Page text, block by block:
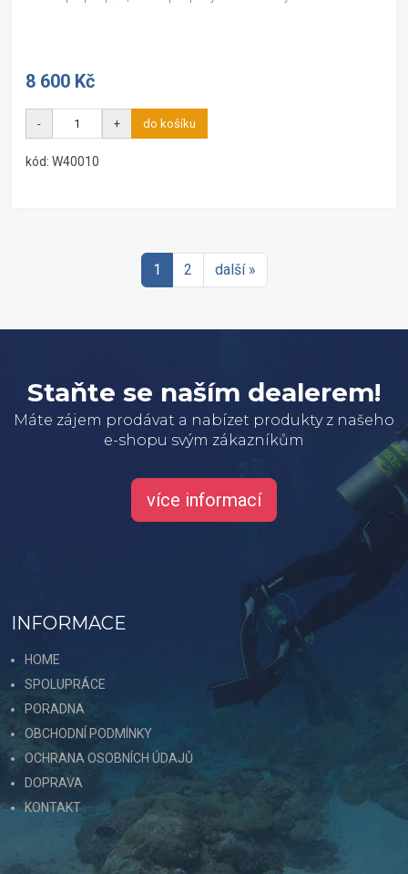
8 600 Kč
- + do košíku
kód: W40010
1 2 další »
Staňte se naším dealerem!
Máte zájem prodávat a nabízet produkty z našeho
e-shopu svým zákazníkům
více informací
INFORMACE
HOME
SPOLUPRÁCE
PORADNA
OBCHODNÍ PODMÍNKY
OCHRANA OSOBNÍCH ÚDAJŮ
DOPRAVA
KONTAKT